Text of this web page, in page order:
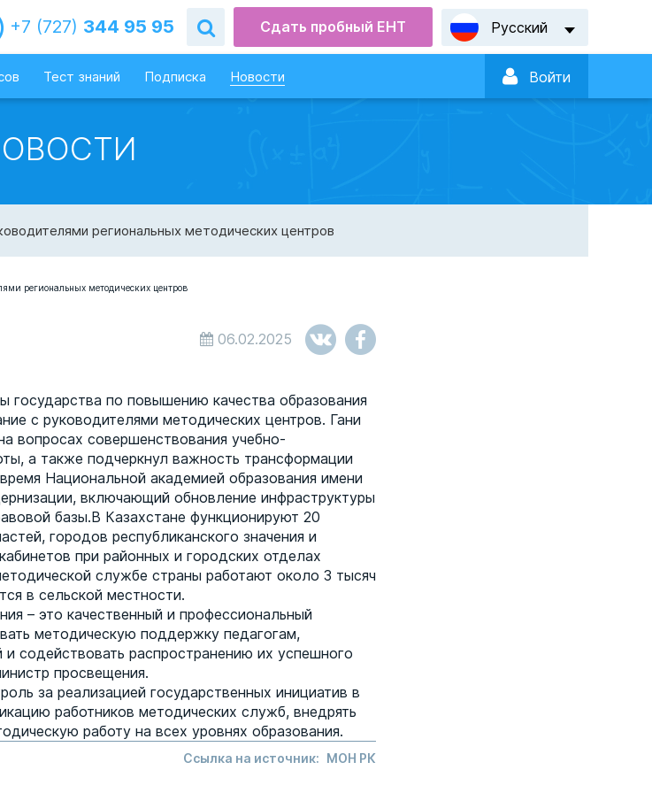
+7 (727) 344 95 95 Сдать пробный ЕНТ Русский
Тест знаний Подписка Новости  Войти
региональных методических центров
06.02.2025
государства по повышению качества образования
с руководителями методических центров. Гани
вопросах совершенствования учебно-
а также подчеркнул важность трансформации
Национальной академией образования имени
включающий обновление инфраструктуры
базы.В Казахстане функционируют 20
городов республиканского значения и
при районных и городских отделах
службе страны работают около 3 тысяч
в сельской местности.
– это качественный и профессиональный
методическую поддержку педагогам,
содействовать распространению их успешного
просвещения.
за реализацией государственных инициатив в
работников методических служб, внедрять
работу на всех уровнях образования.
Ссылка на источник: МОН РК